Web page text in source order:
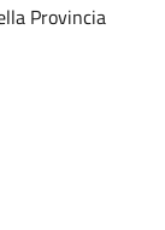
Provincia